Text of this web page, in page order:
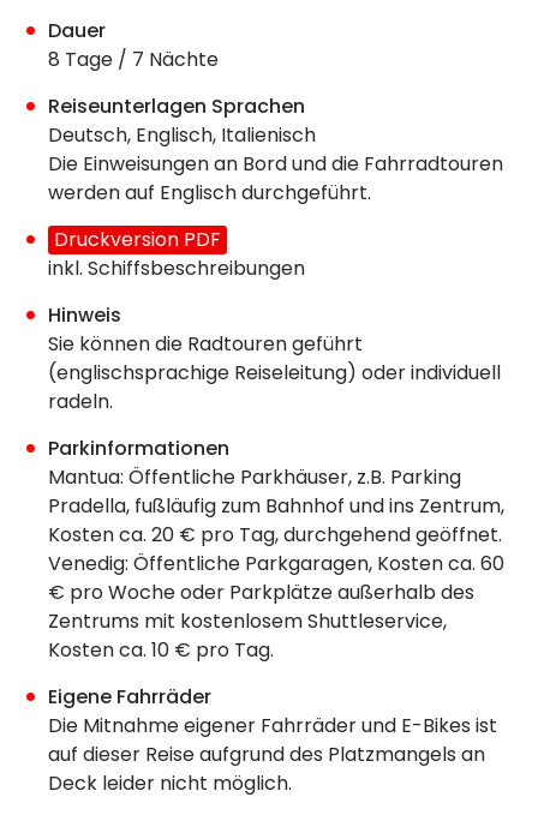
Dauer
8 Tage / 7 Nächte
Reiseunterlagen Sprachen
Deutsch, Englisch, Italienisch
Die Einweisungen an Bord und die Fahrradtouren
werden auf Englisch durchgeführt.
Druckversion PDF
inkl. Schiffsbeschreibungen
Hinweis
Sie können die Radtouren geführt
(englischsprachige Reiseleitung) oder individuell
radeln.
Parkinformationen
Mantua: Öffentliche Parkhäuser, z.B. Parking
Pradella, fußläufig zum Bahnhof und ins Zentrum,
Kosten ca. 20 € pro Tag, durchgehend geöffnet.
Venedig: Öffentliche Parkgaragen, Kosten ca. 60
€ pro Woche oder Parkplätze außerhalb des
Zentrums mit kostenlosem Shuttleservice,
Kosten ca. 10 € pro Tag.
Eigene Fahrräder
Die Mitnahme eigener Fahrräder und E-Bikes ist
auf dieser Reise aufgrund des Platzmangels an
Deck leider nicht möglich.